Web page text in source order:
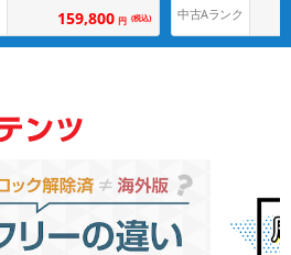
159,800 円 (税込) 中古Aランク